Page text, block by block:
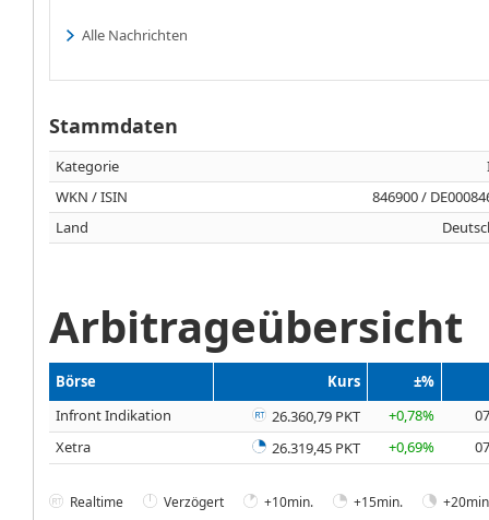
Alle Nachrichten
Stammdaten
Kategorie
WKN / ISIN
846900 /
Land
Arbitrageübersicht
Börse Kurs
±%
Infront Indikation
26.360,79 PKT +0,78%
Xetra
26.319,45 PKT +0,69%
Realtime Verzögert +10min. +15min.